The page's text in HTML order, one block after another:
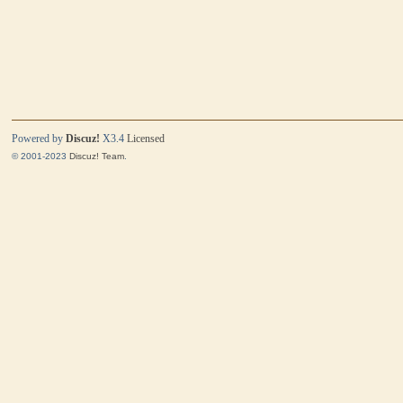
Powered byDiscuz! X3.4 Licensed
© 2001-2023Discuz! Team